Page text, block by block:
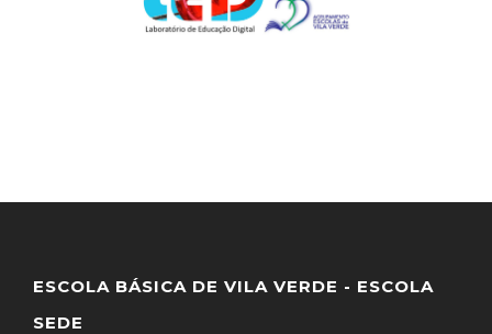
ESCOLA BÁSICA DE VILA VERDE - ESCOLA
SEDE